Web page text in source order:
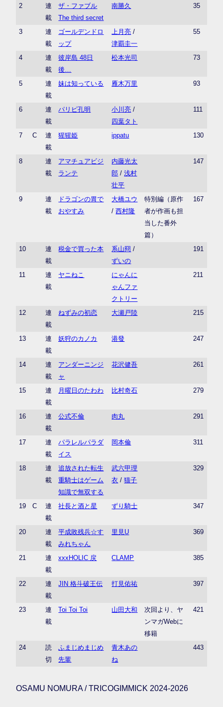
2
連
載
ザ・ファブル
The third secret
南勝久 35
3
連
載
ゴールデンドロ
ップ
上月亮 /
津覇圭一
55
4
連
載
彼岸島 48日
後…
松本光司 73
5
連
載
妹は知っている 雁木万里 93
6
連
載
パリピ孔明 小川亮 /
四葉タト
111
7 C
連
載
猩猩姫 ippatu 130
8
連
載
アマチュアビジ
ランテ
内藤光太
郎 /浅村
壮平
147
9
連
載
ドラゴンの胃で
おやすみ
大橋ユウ
/西村隆
特別編（原作
者が作画も担
当した番外
篇）
167
10
連
載
税金で買った本 系山冏 /
ずいの
191
11
連
載
ヤニねこ
にゃんに
ゃんファ
クトリー
211
12
連
載
ねずみの初恋 大瀬戸陸 215
13
連
載
妖狩のカノカ 港發 247
14
連
載
アンダーニンジ
ャ
花沢健吾 261
15
連
載
月曜日のたわわ 比村奇石 279
16
連
載
公式不倫 肉丸 291
17
連
載
パラレルパラダ
イス
岡本倫 311
18
連
載
追放された転生
重騎士はゲーム
知識で無双する
武六甲理
衣 /猫子
329
19 C
連
載
社長と酒と星 ずり騎士 347
20
連
載
平成敗残兵☆す
みれちゃん
里見U 369
21
連
載
xxxHOLIC 戻 CLAMP 385
22
連
載
JIN 格斗破王伝 打見佑祐 397
23
連
載
Toi Toi Toi 山田大和
次回より、ヤ
ンマガWebに
移籍
421
24
読
切
ふまじめまじめ
先輩
青木あの
ね
443
OSAMU NOMURA / TRICOGIMMICK 2024-2026